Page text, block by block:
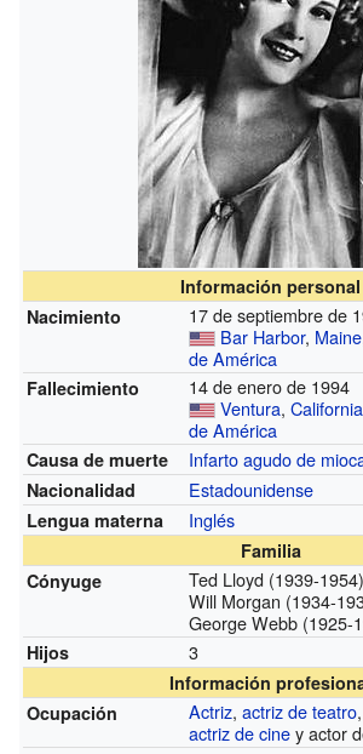
Información personal
Nacimiento
17 de septiembre de
Bar Harbor, Maine
de América
Fallecimiento
14 de enero de 1994
Ventura,California
de América
Causa de muerte Infarto agudo de
Nacionalidad Estadounidense
Lengua materna Inglés
Familia
Cónyuge
Ted Lloyd (1939-1954)
Will Morgan (1934-
George Webb (1925-
Hijos 3
Información
Ocupación
Actriz,actriz de teatro
actriz de ciney actor